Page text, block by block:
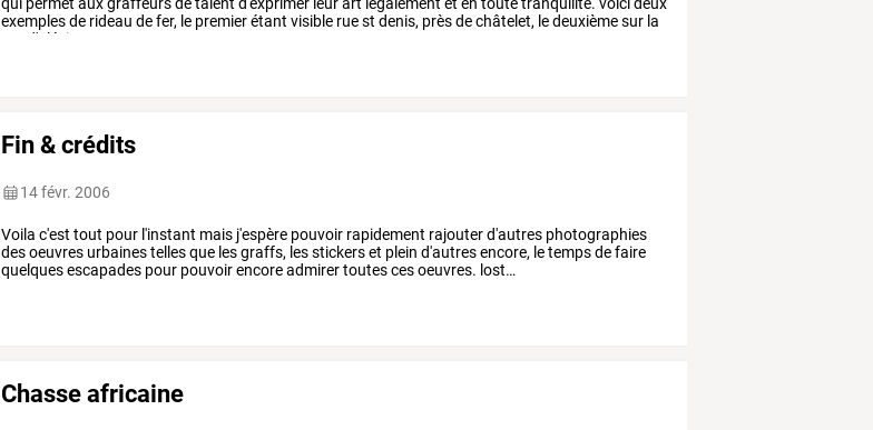
qui permet auxgraffeursdetalent d'exprimer leurart légalement et en toutetranquilité. voicideux
exemplesde rideau defer, le premierétant visible ruest denis, prèsdechâtelet, ledeuxièmesur la
d'alésia,
Fin & crédits
14 févr. 2006
Voila c'est tout pour l'instant mais j'espère pouvoir rapidement rajouterd'autres photographies
desoeuvres urbainestellesque lesgraffs, lesstickerset plein d'autresencore, letempsdefaire
quelquesescapades pour pouvoirencoreadmirertoutescesoeuvres. lost…
Chasse africaine